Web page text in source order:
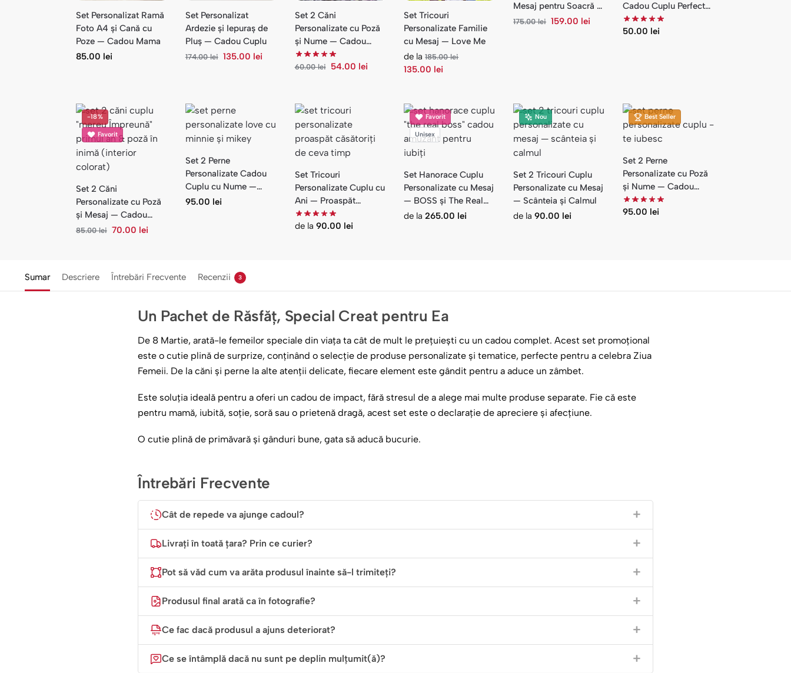
Set Personalizat Ramă
Foto A4 și Cană cu
Poze — Cadou Mama
85.00 lei
Set Personalizat
Ardezie și Iepuraș de
Pluș — Cadou Cuplu
174.00lei 135.00 lei
Set 2 Căni
Personalizate cu Poză
și Nume — Cadou
Cuplu Te Iubesc
60.00lei 54.00 lei
Set Tricouri
Personalizate Familie
cu Mesaj — Love Me
de la185.00lei
135.00 lei
Mesaj pentru Soacră —
4 Piese
175.00lei 159.00 lei
Cadou Cuplu Perfect
Fit
50.00 lei
-18%
Favorit
Set 2 Căni
Personalizate cu Poză
și Mesaj — Cadou
Cuplu Primul An
85.00lei 70.00 lei
Set 2 Perne
Personalizate Cadou
Cuplu cu Nume —
LOVE Mickey și
95.00 lei
Set Tricouri
Personalizate Cuplu cu
Ani — Proaspăt
Căsătoriți
de la 90.00 lei
Favorit
Unisex
Set Hanorace Cuplu
Personalizate cu Mesaj
— BOSS și The Real
BOSS
de la265.00 lei
Nou
Set 2 Tricouri Cuplu
Personalizate cu Mesaj
— Scânteia și Calmul
de la90.00 lei
Best Seller
Set 2 Perne
Personalizate cu Poză
și Nume — Cadou
Cuplu Te Iubesc
95.00 lei
Sumar Descriere Întrebări Frecvente Recenzii 3
Un Pachet de Răsfăț, Special Creat pentru Ea
De 8 Martie, arată-le femeilor speciale din viața ta cât de mult le prețuiești cu un cadou complet. Acest set promoțional
este o cutie plină de surprize, conținând o selecție de produse personalizate și tematice, perfecte pentru a celebra Ziua
Femeii. De la căni și perne la alte atenții delicate, fiecare element este gândit pentru a aduce un zâmbet.
Este soluția ideală pentru a oferi un cadou de impact, fără stresul de a alege mai multe produse separate. Fie că este
pentru mamă, iubită, soție, soră sau o prietenă dragă, acest set este o declarație de apreciere și afecțiune.
O cutie plină de primăvară și gânduri bune, gata să aducă bucurie.
Întrebări Frecvente
Cât de repede va ajunge cadoul?
Livrați în toată țara? Prin ce curier?
Pot să văd cum va arăta produsul înainte să-l trimiteți?
Produsul final arată ca în fotografie?
Ce fac dacă produsul a ajuns deteriorat?
Ce se întâmplă dacă nu sunt pe deplin mulțumit(ă)?